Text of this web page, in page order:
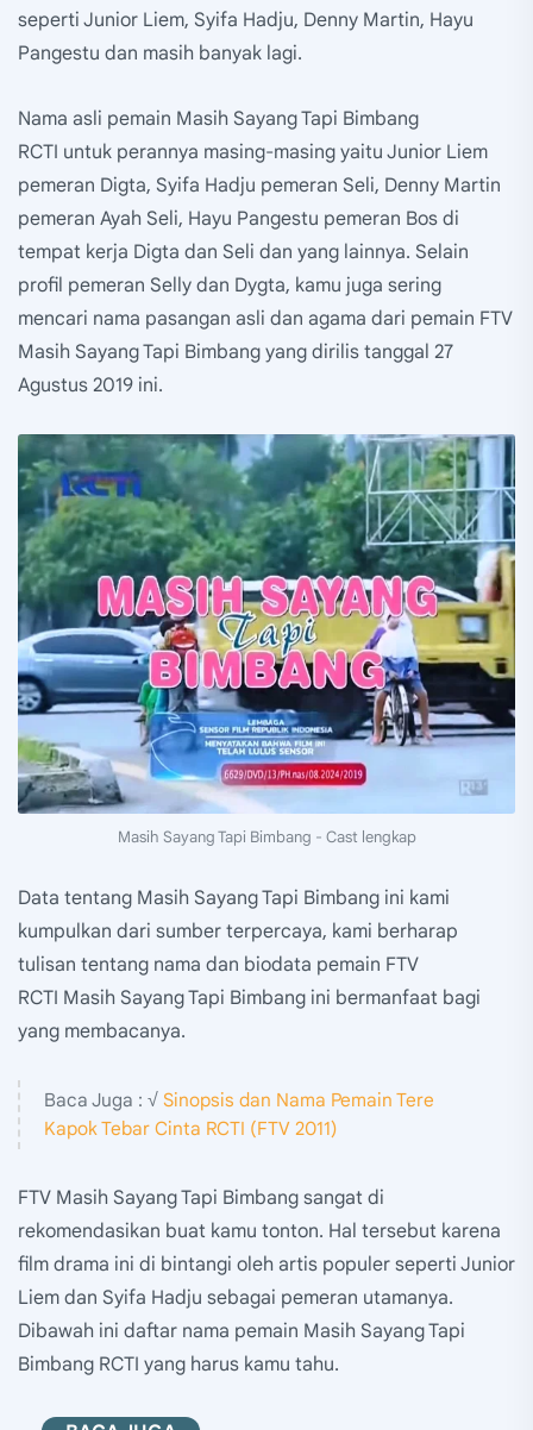
seperti Junior Liem, Syifa Hadju, Denny Martin, Hayu
Pangestu dan masih banyak lagi.
Nama asli pemain Masih Sayang Tapi Bimbang
RCTI untuk perannya masing-masing yaitu Junior Liem
pemeran Digta, Syifa Hadju pemeran Seli, Denny Martin
pemeran Ayah Seli, Hayu Pangestu pemeran Bos di
tempat kerja Digta dan Seli dan yang lainnya. Selain
profil pemeran Selly dan Dygta, kamu juga sering
mencari nama pasangan asli dan agama dari pemain FTV
Masih Sayang Tapi Bimbang yang dirilis tanggal 27
Agustus 2019 ini.
Masih Sayang Tapi Bimbang - Cast lengkap
Data tentang Masih Sayang Tapi Bimbang ini kami
kumpulkan dari sumber terpercaya, kami berharap
tulisan tentang nama dan biodata pemain FTV
RCTI Masih Sayang Tapi Bimbang ini bermanfaat bagi
yang membacanya.
Baca Juga : √ Sinopsis dan Nama Pemain Tere
Kapok Tebar Cinta RCTI (FTV 2011)
FTV Masih Sayang Tapi Bimbang sangat di
rekomendasikan buat kamu tonton. Hal tersebut karena
film drama ini di bintangi oleh artis populer seperti Junior
Liem dan Syifa Hadju sebagai pemeran utamanya.
Dibawah ini daftar nama pemain Masih Sayang Tapi
Bimbang RCTI yang harus kamu tahu.